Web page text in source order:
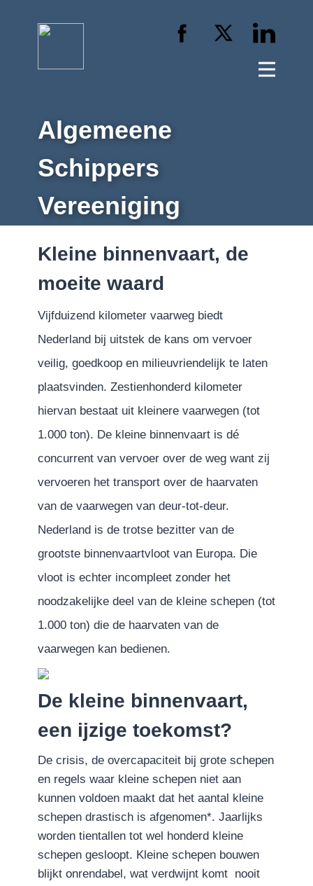
Algemeene
Schippers
Vereeniging
Kleine binnenvaart, de
moeite waard
Vijfduizend kilometer vaarweg biedt
Nederland bij uitstek de kans om vervoer
veilig, goedkoop en milieuvriendelijk te laten
plaatsvinden. Zestienhonderd kilometer
hiervan bestaat uit kleinere vaarwegen (tot
1.000 ton). De kleine binnenvaart is dé
concurrent van vervoer over de weg want zij
vervoeren het transport over de haarvaten
van de vaarwegen van deur-tot-deur.
Nederland is de trotse bezitter van de
grootste binnenvaartvloot van Europa. Die
vloot is echter incompleet zonder het
noodzakelijke deel van de kleine schepen (tot
1.000 ton) die de haarvaten van de
vaarwegen kan bedienen.
De kleine binnenvaart,
een ijzige toekomst?
De crisis, de overcapaciteit bij grote schepen
en regels waar kleine schepen niet aan
kunnen voldoen maakt dat het aantal kleine
schepen drastisch is afgenomen*. Jaarlijks
worden tientallen tot wel honderd kleine
schepen gesloopt. Kleine schepen bouwen
blijkt onrendabel, wat verdwijnt komt nooit